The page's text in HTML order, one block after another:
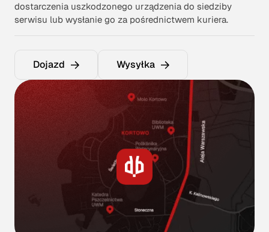
dostarczenia uszkodzonego urządzenia do siedziby
serwisu lub wysłanie go za pośrednictwem kuriera.
Dojazd Wysyłka